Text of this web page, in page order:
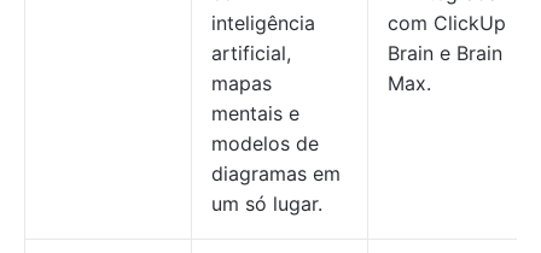
inteligência
artificial,
mapas
mentais e
modelos de
diagramas em
um só lugar.
com ClickUp
Brain e Brain
Max.